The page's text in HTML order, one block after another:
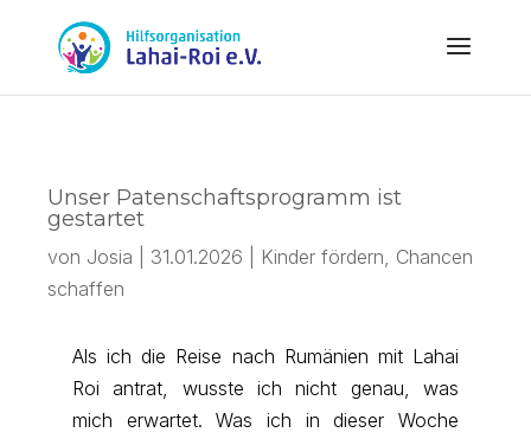
Unser Patenschaftsprogramm ist
gestartet
von Josia 31.01.2026
Kinder fördern, Chancen
schaffen
Als ich die Reise nach Rumänien mit Lahai
Roi antrat, wusste ich nicht genau, was
mich erwartet. Was ich in dieser Woche